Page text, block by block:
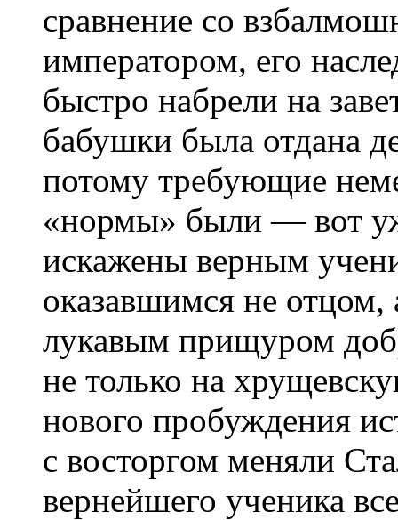
сравнение со
императором, его
быстро набрели на
бабушки была отдана
потому требующие
«нормы» были — вот
искажены верным
оказавшимся не
лукавым прищуром
не только на
нового пробуждения
с восторгом меняли
вернейшего ученика